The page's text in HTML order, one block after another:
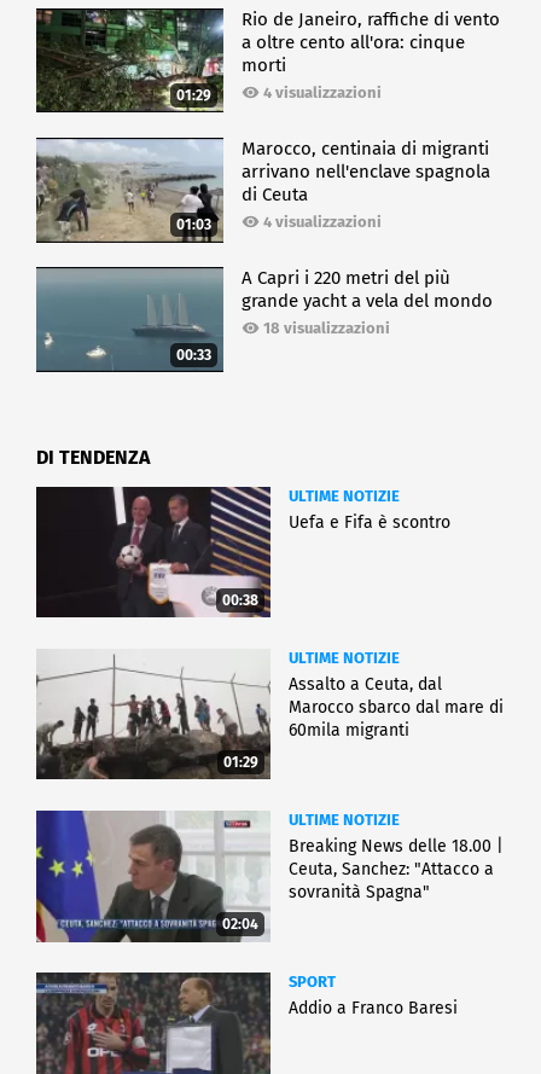
01:29
Rio de Janeiro, raffiche di vento
a oltre cento all'ora: cinque
morti
4 visualizzazioni
01:03
Marocco, centinaia di migranti
arrivano nell'enclave spagnola
di Ceuta
4 visualizzazioni
00:33
A Capri i 220 metri del più
grande yacht a vela del mondo
18 visualizzazioni
DI TENDENZA
00:38
ULTIME NOTIZIE
Uefa e Fifa è scontro
01:29
ULTIME NOTIZIE
Assalto a Ceuta, dal
Marocco sbarco dal mare di
60mila migranti
02:04
ULTIME NOTIZIE
Breaking News delle 18.00 |
Ceuta, Sanchez: "Attacco a
sovranità Spagna"
SPORT
Addio a Franco Baresi